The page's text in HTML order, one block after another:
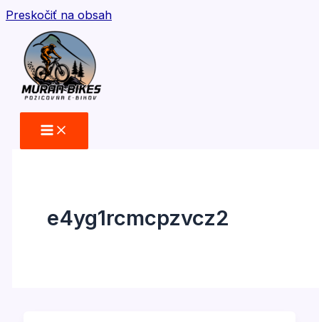
Preskočiť na obsah
e4yg1rcmcpzvcz2